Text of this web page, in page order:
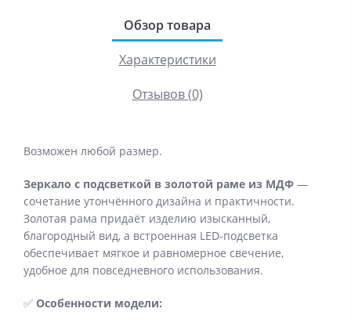
Обзор товара
Характеристики
Отзывов (0)
Возможен любой размер.
Зеркало с подсветкой в золотой раме из МДФ —
сочетание утончённого дизайна и практичности.
Золотая рама придаёт изделию изысканный,
благородный вид, а встроенная LED-подсветка
обеспечивает мягкое и равномерное свечение,
удобное для повседневного использования.
✅ Особенности модели: